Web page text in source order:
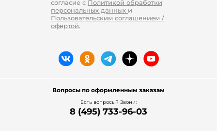
согласие с Политикой обработки
персональных данных и
Пользовательским соглашением /
офертой.
Вопросы по оформленным заказам
Есть вопросы? Звони:
8 (495) 733-96-03